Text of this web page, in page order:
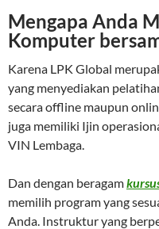
Mengapa Anda
Komputer
Karena LPK Global
yang menyediakan
secara offline maupun
juga memiliki Ijin
VIN Lembaga.
Dan dengan beragam
memilih program yang
Anda. Instruktur yang